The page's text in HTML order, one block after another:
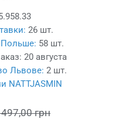
26 шт.
Польше: 58 шт.
20 августа
Львове: 2 шт.
NATTJASMIN
грн